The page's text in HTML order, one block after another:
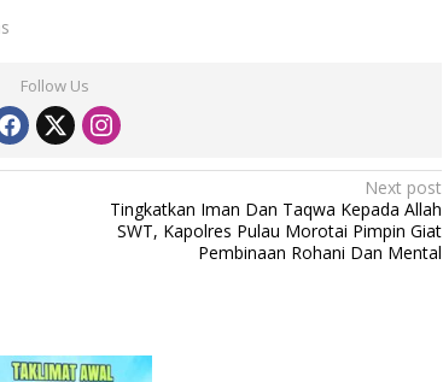
Follow Us
Next post
Tingkatkan Iman Dan Taqwa Kepada Allah
SWT, Kapolres Pulau Morotai Pimpin Giat
Pembinaan Rohani Dan Mental